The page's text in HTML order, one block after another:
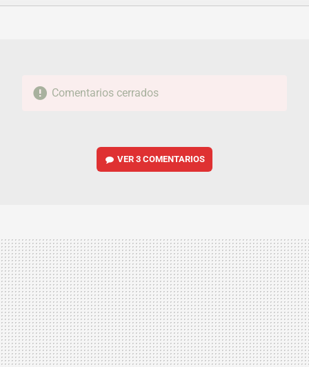
FACEBOOKTWITTERFLIPBOARD
E-
WHATSAPP
Comentarios cerrados
VER3 COMENTARIOS